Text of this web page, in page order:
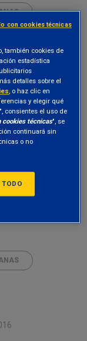
también cookies de
estadística
detalles sobre el
, o haz clic en
y elegir qué
", consientes el uso de
cookies técnicas", se
continuará sin
o no
TODO
con cookies técnicas